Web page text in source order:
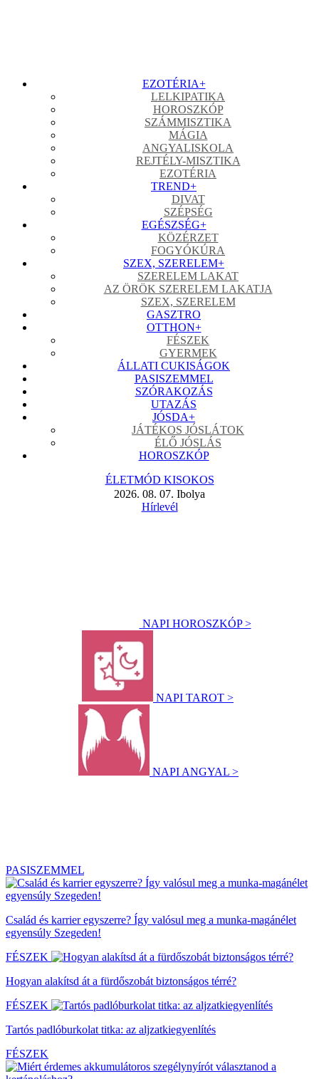
EZOTÉRIA+
LELKIPATIKA
HOROSZKÓP
SZÁMMISZTIKA
MÁGIA
ANGYALISKOLA
REJTÉLY-MISZTIKA
EZOTÉRIA
TREND+
DIVAT
SZÉPSÉG
EGÉSZSÉG+
KÖZÉRZET
FOGYÓKÚRA
SZEX, SZERELEM+
SZERELEM LAKAT
AZ ÖRÖK SZERELEM LAKATJA
SZEX, SZERELEM
GASZTRO
OTTHON+
FÉSZEK
GYERMEK
ÁLLATI CUKISÁGOK
PASISZEMMEL
SZÓRAKOZÁS
UTAZÁS
JÓSDA+
JÁTÉKOS JÓSLÁTOK
ÉLŐ JÓSLÁS
HOROSZKÓP
ÉLETMÓD KISOKOS
2026. 08. 07. Ibolya
Hírlevél
NAPI HOROSZKÓP >
NAPI TAROT >
NAPI ANGYAL >
PASISZEMMEL
Család és karrier egyszerre? Így valósul meg a munka-magánélet
egyensúly Szegeden!
FÉSZEK
Hogyan alakítsd át a fürdőszobát biztonságos térré?
FÉSZEK
Tartós padlóburkolat titka: az aljzatkiegyenlítés
FÉSZEK